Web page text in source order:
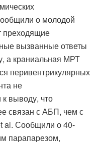
о молодой
преходящие
вызванные ответы
а краниальная МРТ
перивентрикулярных
не
выводу, что
связан с АБП, чем с
al. Сообщили о 40-
парапарезом,